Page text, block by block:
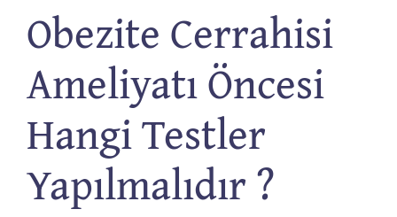
Obezite Cerrahisi
Ameliyatı Öncesi
Hangi Testler
Yapılmalıdır ?